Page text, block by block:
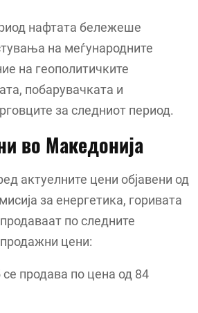
нафтата бележеше
на меѓународните
на геополитичките
побарувачката и
за следниот период.
во Македонија
актуелните цени објавени од
за енергетика, горивата
по следните
цени:
продава по цена од 84